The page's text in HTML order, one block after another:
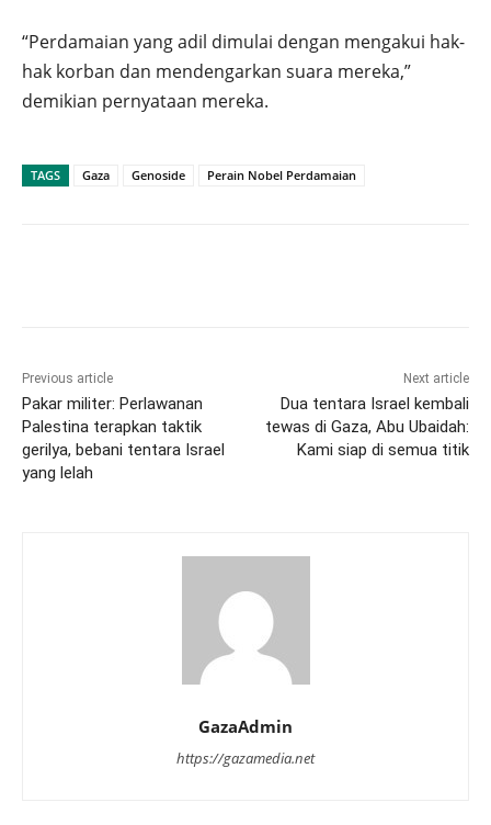
“Perdamaian yang adil dimulai dengan mengakui hak-
hak korban dan mendengarkan suara mereka,”
demikian pernyataan mereka.
TAGS Gaza Genoside Perain Nobel Perdamaian
Previous article
Pakar militer: Perlawanan
Palestina terapkan taktik
gerilya, bebani tentara Israel
yang lelah
Next article
Dua tentara Israel kembali
tewas di Gaza, Abu Ubaidah:
Kami siap di semua titik
GazaAdmin
https://gazamedia.net